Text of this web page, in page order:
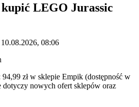
LEGO Jurassic
10.08.2026, 08:06
zł w sklepie Empik (dostępność w
dotyczy nowych ofert sklepów oraz